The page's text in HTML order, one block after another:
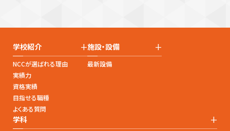
学校紹介 +
NCCが選ばれる理由
実績力
資格実績
目指せる職種
よくある質問
施設・設備 +
最新設備
学科 +